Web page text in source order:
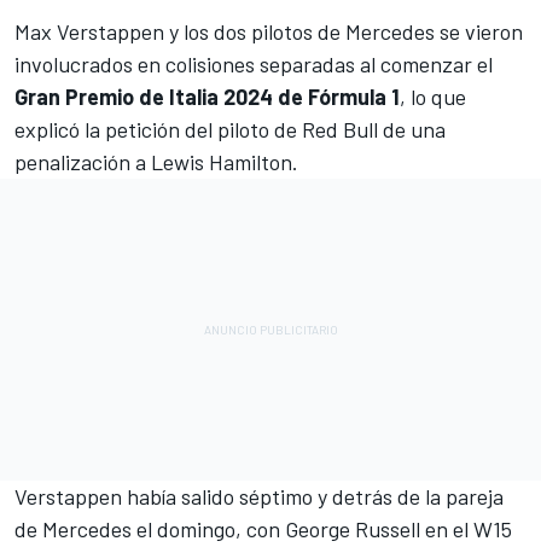
Max Verstappen y los dos pilotos de Mercedes se vieron
involucrados en colisiones separadas al comenzar el
Gran Premio de Italia 2024 de Fórmula 1, lo que
explicó la petición del piloto de Red Bull de una
penalización a Lewis Hamilton.
Verstappen había salido séptimo y detrás de la pareja
de Mercedes el domingo, con George Russell en el W15